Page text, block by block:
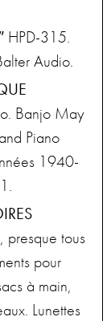
HPD-315.
Audio.
Banjo May
Piano
1940-
presque tous
pour
à main,
Lunettes